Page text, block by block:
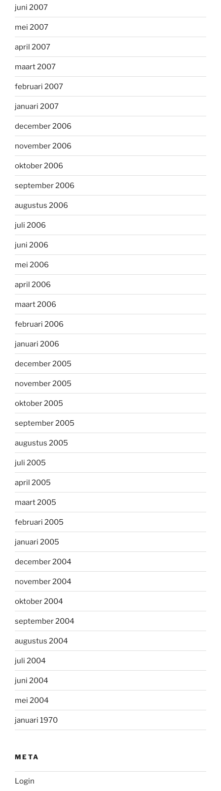
juni 2007
mei 2007
april 2007
maart 2007
februari 2007
januari 2007
december 2006
november 2006
oktober 2006
september 2006
augustus 2006
juli 2006
juni 2006
mei 2006
april 2006
maart 2006
februari 2006
januari 2006
december 2005
november 2005
oktober 2005
september 2005
augustus 2005
juli 2005
april 2005
maart 2005
februari 2005
januari 2005
december 2004
november 2004
oktober 2004
september 2004
augustus 2004
juli 2004
juni 2004
mei 2004
januari 1970
META
Login